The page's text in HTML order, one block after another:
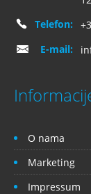
Telefon:
E-mail:
O nama
Marketing
Impressum